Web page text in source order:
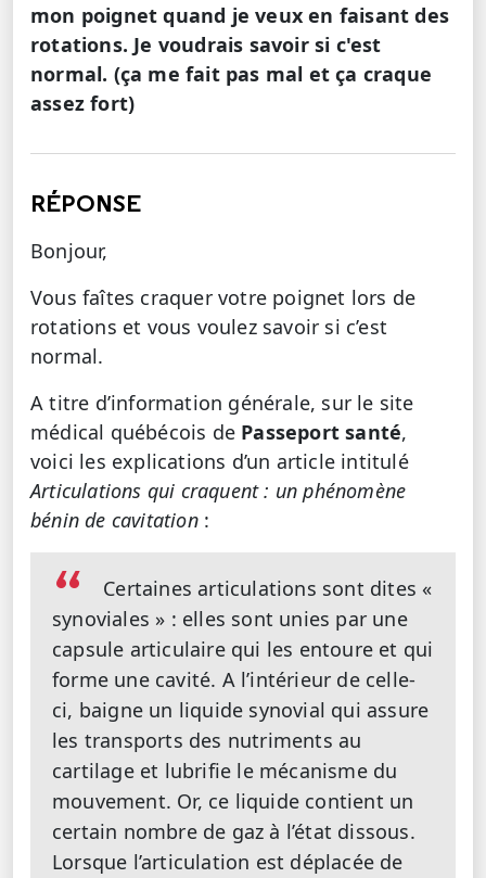
mon poignet quand je veux en faisant des
rotations. Je voudrais savoir si c'est
normal. (ça me fait pas mal et ça craque
assez fort)
RÉPONSE
Bonjour,
Vous faîtes craquer votre poignet lors de
rotations et vous voulez savoir si c’est
normal.
A titre d’information générale, sur le site
médical québécois de Passeport santé,
voici les explications d’un article intitulé
Articulations qui craquent : un phénomène
bénin de cavitation:
Certaines articulations sont dites «
synoviales » : elles sont unies par une
capsule articulaire qui les entoure et qui
forme une cavité. A l’intérieur de celle-
ci, baigne un liquide synovial qui assure
les transports des nutriments au
cartilage et lubrifie le mécanisme du
mouvement. Or, ce liquide contient un
certain nombre de gaz à l’état dissous.
Lorsque l’articulation est déplacée de